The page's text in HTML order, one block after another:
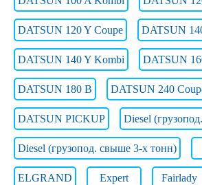
DATSUN 120 Y Coupe DATSUN
DATSUN 140 Y Kombi DATSUN
DATSUN 180 B DATSUN 240
DATSUN PICKUP Diesel
Diesel (грузопод. свыше 3-х тонн)
ELGRAND Expert Fairlady